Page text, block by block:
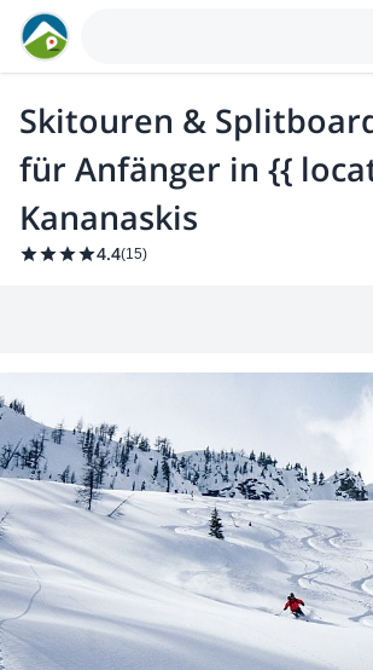
Skitouren &
für Anfänger in {{
Kananaskis
4.4(15)